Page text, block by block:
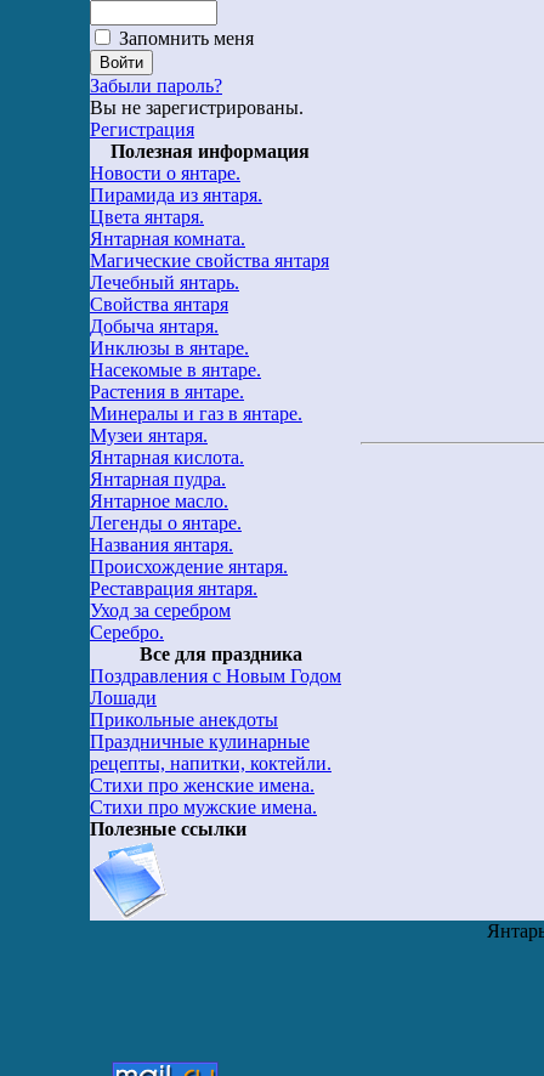
Запомнить меня
Забыли пароль?
Вы не зарегистрированы.
Регистрация
Полезная информация
Новости о янтаре.
Пирамида из янтаря.
Цвета янтаря.
Янтарная комната.
Магические свойства янтаря
Лечебный янтарь.
Свойства янтаря
Добыча янтаря.
Инклюзы в янтаре.
Насекомые в янтаре.
Растения в янтаре.
Минералы и газ в янтаре.
Музеи янтаря.
Янтарная кислота.
Янтарная пудра.
Янтарное масло.
Легенды о янтаре.
Названия янтаря.
Происхождение янтаря.
Реставрация янтаря.
Уход за серебром
Серебро.
Все для праздника
Поздравления с Новым Годом
Лошади
Прикольные анекдоты
Праздничные кулинарные
рецепты, напитки, коктейли.
Стихи про женские имена.
Стихи про мужские имена.
Полезные ссылки